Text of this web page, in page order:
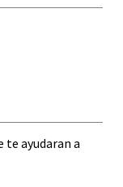
te ayudaran a